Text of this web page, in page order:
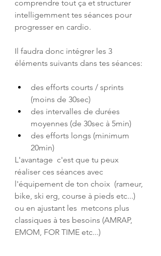
comprendre tout ça et structurer
intelligemment tes séances pour
progresser en cardio.
Il faudra donc intégrer les 3
éléments suivants dans tes séances:
des efforts courts / sprints
(moins de 30sec)
des intervalles de durées
moyennes (de 30sec à 5min)
des efforts longs (minimum
20min)
L'avantage  c'est que tu peux
réaliser ces séances avec
l'équipement de ton choix  (rameur,
bike, ski erg, course à pieds etc...)
ou en ajustant les  metcons plus
classiques à tes besoins (AMRAP,
EMOM, FOR TIME etc...)